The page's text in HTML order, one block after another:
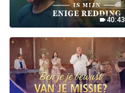
40:43